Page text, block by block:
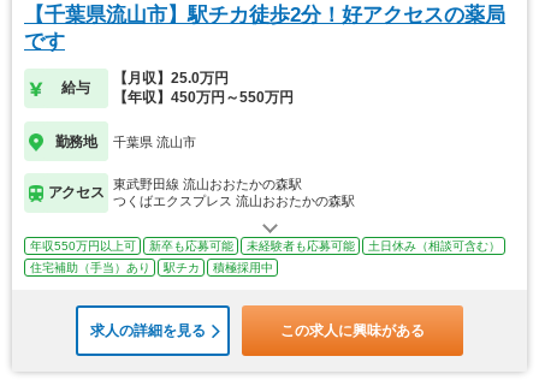
【千葉県流山市】駅チカ徒歩2分！好アクセスの薬局
です
給与
【月収】25.0万円
【年収】450万円～550万円
勤務地 千葉県 流山市
アクセス
東武野田線 流山おおたかの森駅
つくばエクスプレス 流山おおたかの森駅
年収550万円以上可 新卒も応募可能 未経験者も応募可能
土日休み（相談可含む）
住宅補助（手当）あり
駅チカ 積極採用中
求人の詳細を見る この求人に興味がある